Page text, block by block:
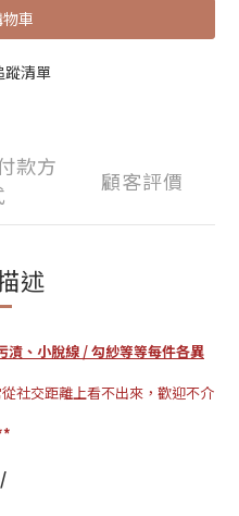
車
蹤清單
款方
顧客評價
述
漬、小脫線 / 勾紗等等每件各異
社交距離上看不出來，歡迎不介
/